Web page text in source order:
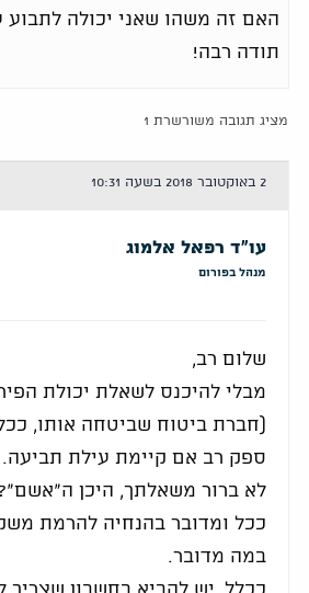
האם זה משהו שאני יכולה לתבוע
תודה רבה!
מציג תגובה משורשרת 1
2 באוקטובר 2018 בשעה 10:31
עו"ד רפאל אלמוג
מנהל בפורום
שלום רב,
מבלי להיכנס לשאלת יכולת
(חברת ביטוח שביטחה אותו,
ספק רב אם קיימת עילת תביעה.
לא ברור משאלתך, היכן
ככל ומדובר בהנחיה להרמת
במה מדובר.